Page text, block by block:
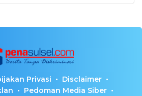
Privasi
Disclaimer
Pedoman Media Siber